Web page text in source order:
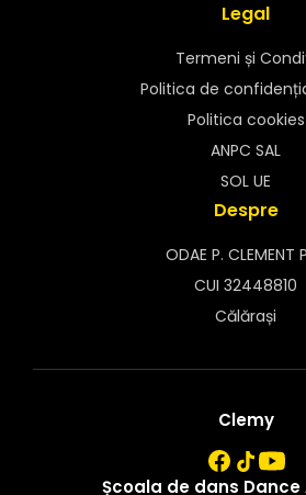
Legal
Termeni și
Politica de
Politica cookies
ANPC SAL
SOL UE
Despre
ODAE P. CLEMENT
CUI 32448810
Călărași
Clemy
Școala de dans